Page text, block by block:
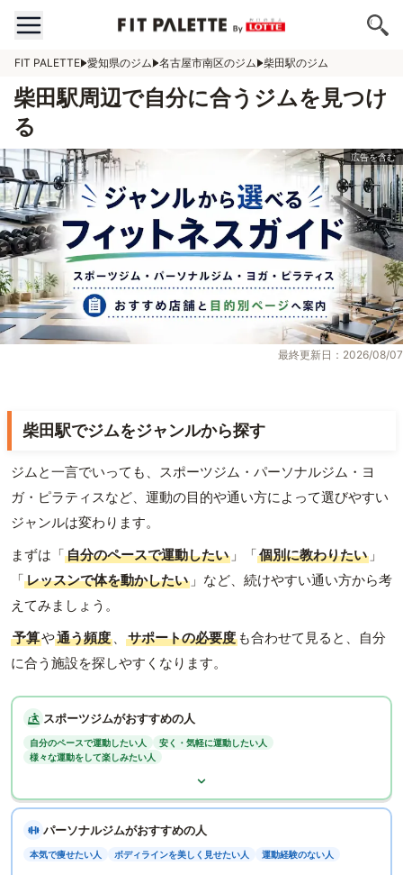
FIT PALETTE 愛知県のジム 名古屋市南区のジム 柴田駅のジム
柴田駅周辺で自分に合うジムを見つけ
る
最終更新日：2026/08/07
柴田駅でジムをジャンルから探す
ジムと一言でいっても、スポーツジム・パーソナルジム・ヨ
ガ・ピラティスなど、運動の目的や通い方によって選びやすい
ジャンルは変わります。
まずは「自分のペースで運動したい 」「個別に教わりたい 」
「レッスンで体を動かしたい 」など、続けやすい通い方から考
えてみましょう。
予算や通う頻度 、 サポートの必要度 も合わせて見ると、自分
に合う施設を探しやすくなります。
スポーツジムがおすすめの人
自分のペースで運動したい人
安く・気軽に運動したい人
様々な運動をして楽しみたい人
パーソナルジムがおすすめの人
本気で痩せたい人 ボディラインを美しく見せたい人 運動経験のない人